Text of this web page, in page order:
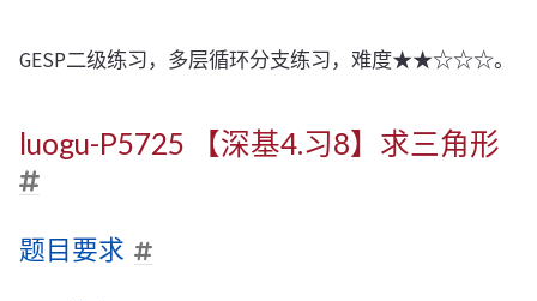
GESP二级练习，多层循环分支练习，难度★★☆☆☆。
luogu-P5725 【深基4.习8】求三角形
题目要求